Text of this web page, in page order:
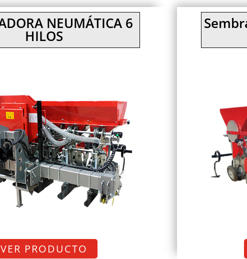
NEUMÁTICA 6
HILOS
VER PRODUCTO